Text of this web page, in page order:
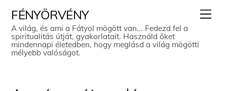
content
FÉNYÖRVÉNY
A világ, és ami a Fátyol mögött van... Fedezd fel a
spiritualitás útját, gyakorlatait. Használd őket
mindennapi életedben, hogy meglásd a világ mögötti
mélyebb valóságot.